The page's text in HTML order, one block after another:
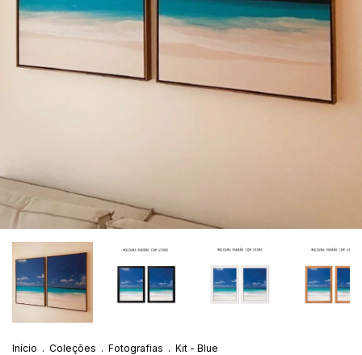
Início . Coleções . Fotografias . Kit - Blue